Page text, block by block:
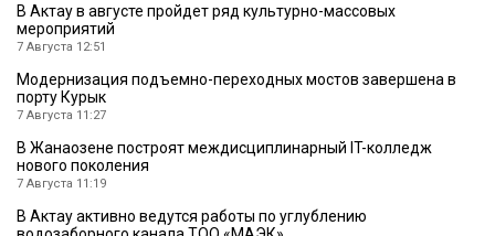
В Актау в августе пройдет ряд культурно-массовых
мероприятий
7 Августа 12:51
Модернизация подъемно-переходных мостов завершена в
порту Курык
7 Августа 11:27
В Жанаозене построят междисциплинарный IT-колледж
нового поколения
7 Августа 11:19
В Актау активно ведутся работы по углублению